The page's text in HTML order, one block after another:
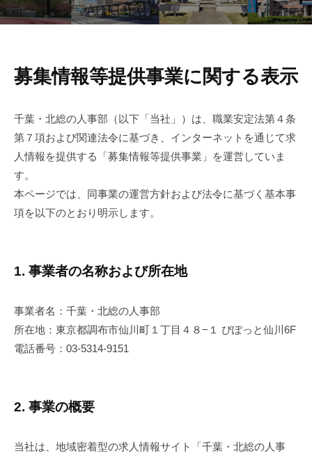
事
部
集
情
報
等
提
供
事
の
示
年
20
by
募集情報等提供事業に関する表示
千葉・北総の人事部（以下「当社」）は、職業安定法第４条
第７項および関連法令に基づき、インターネットを通じて求
人情報を提供する「募集情報等提供事業」を運営していま
す。
本ページでは、同事業の運営方針および法令に基づく基本事
項を以下のとおり明示します。
1. 事業者の名称および所在地
事業者名：千葉・北総の人事部
所在地：東京都調布市仙川町１丁目４８−１ ぴぽっと仙川6F
電話番号：03-5314-9151
2. 事業の概要
当社は、地域密着型の求人情報サイト「千葉・北総の人事